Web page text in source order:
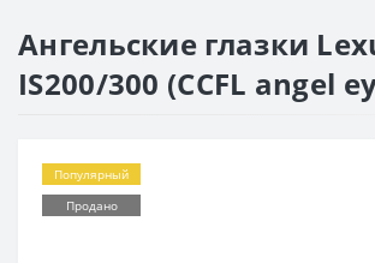
Ангельские глазки
IS200/300 (CCFL angel
Популярный
Продано